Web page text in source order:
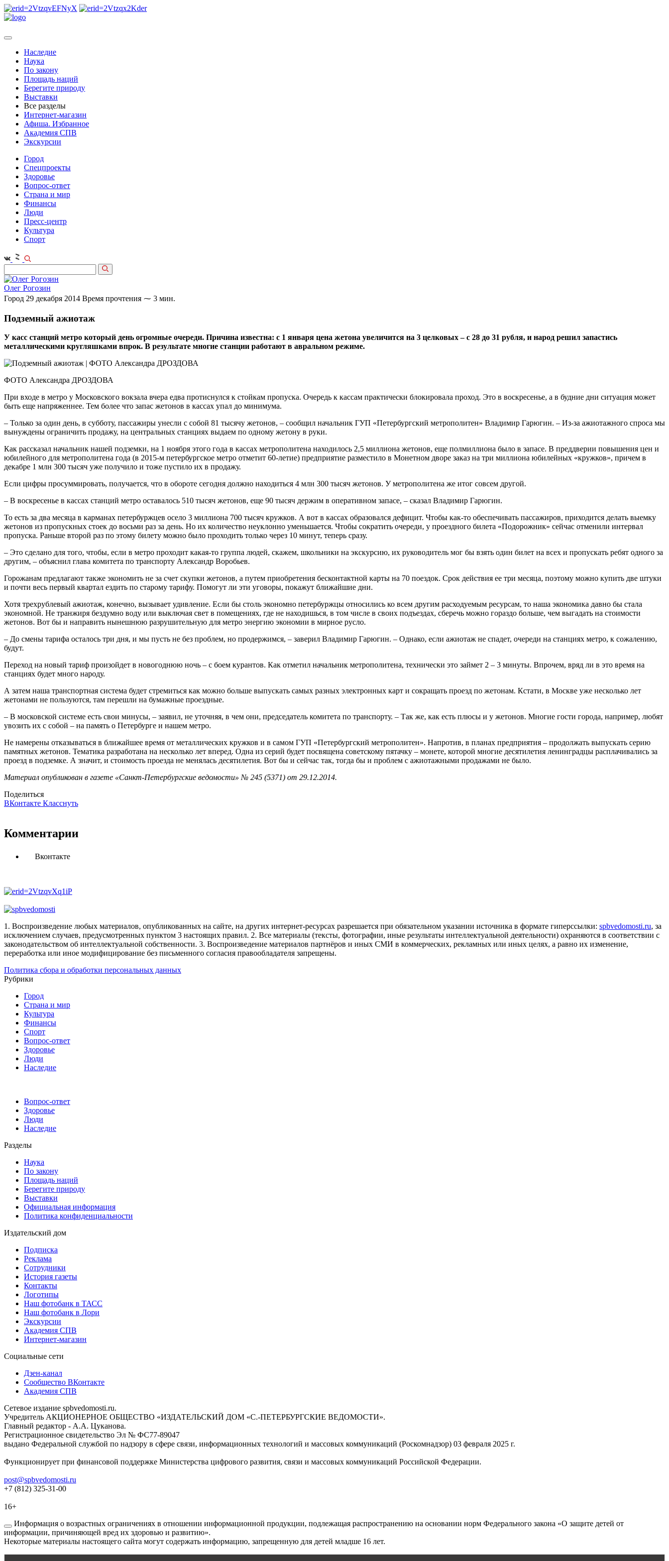
Наследие
Наука
По закону
Площадь наций
Берегите природу
Выставки
Все разделы
Интернет-магазин
Афиша. Избранное
Академия СПВ
Экскурсии
Город
Спецпроекты
Здоровье
Вопрос-ответ
Страна и мир
Финансы
Люди
Пресс-центр
Культура
Спорт
Олег Рогозин
Город 29 декабря 2014 Время прочтения ⁓ 3 мин.
Подземный ажиотаж
У касс станций метро который день огромные очереди. Причина известна: с 1 января цена жетона увеличится на 3 целковых – с 28 до 31 рубля, и народ решил запастись
металлическими кругляшками впрок. В результате многие станции работают в авральном режиме.
ФОТО Александра ДРОЗДОВА
При входе в метро у Московского вокзала вчера едва протиснулся к стойкам пропуска. Очередь к кассам практически блокировала проход. Это в воскресенье, а в будние дни ситуация может
быть еще напряженнее. Тем более что запас жетонов в кассах упал до минимума.
– Только за один день, в субботу, пассажиры унесли с собой 81 тысячу жетонов, – сообщил начальник ГУП «Петербургский метрополитен» Владимир Гарюгин. – Из-за ажиотажного спроса мы
вынуждены ограничить продажу, на центральных станциях выдаем по одному жетону в руки.
Как рассказал начальник нашей подземки, на 1 ноября этого года в кассах метрополитена находилось 2,5 миллиона жетонов, еще полмиллиона было в запасе. В преддверии повышения цен и
юбилейного для метрополитена года (в 2015-м петербургское метро отметит 60-летие) предприятие разместило в Монетном дворе заказ на три миллиона юбилейных «кружков», причем в
декабре 1 млн 300 тысяч уже получило и тоже пустило их в продажу.
Если цифры просуммировать, получается, что в обороте сегодня должно находиться 4 млн 300 тысяч жетонов. У метрополитена же итог совсем другой.
– В воскресенье в кассах станций метро оставалось 510 тысяч жетонов, еще 90 тысяч держим в оперативном запасе, – сказал Владимир Гарюгин.
То есть за два месяца в карманах петербуржцев осело 3 миллиона 700 тысяч кружков. А вот в кассах образовался дефицит. Чтобы как-то обеспечивать пассажиров, приходится делать выемку
жетонов из пропускных стоек до восьми раз за день. Но их количество неуклонно уменьшается. Чтобы сократить очереди, у проездного билета «Подорожник» сейчас отменили интервал
пропуска. Раньше второй раз по этому билету можно было проходить только через 10 минут, теперь сразу.
– Это сделано для того, чтобы, если в метро проходит какая-то группа людей, скажем, школьники на экскурсию, их руководитель мог бы взять один билет на всех и пропускать ребят одного за
другим, – объяснил глава комитета по транспорту Александр Воробьев.
Горожанам предлагают также экономить не за счет скупки жетонов, а путем приобретения бесконтактной карты на 70 поездок. Срок действия ее три месяца, поэтому можно купить две штуки
и почти весь первый квартал ездить по старому тарифу. Помогут ли эти уговоры, покажут ближайшие дни.
Хотя трехрублевый ажиотаж, конечно, вызывает удивление. Если бы столь экономно петербуржцы относились ко всем другим расходуемым ресурсам, то наша экономика давно бы стала
экономной. Не транжиря бездумно воду или выключая свет в помещениях, где не находишься, в том числе в своих подъездах, сберечь можно гораздо больше, чем выгадать на стоимости
жетонов. Вот бы и направить нынешнюю разрушительную для метро энергию экономии в мирное русло.
– До смены тарифа осталось три дня, и мы пусть не без проблем, но продержимся, – заверил Владимир Гарюгин. – Однако, если ажиотаж не спадет, очереди на станциях метро, к сожалению,
будут.
Переход на новый тариф произойдет в новогоднюю ночь – с боем курантов. Как отметил начальник метрополитена, технически это займет 2 – 3 минуты. Впрочем, вряд ли в это время на
станциях будет много народу.
А затем наша транспортная система будет стремиться как можно больше выпускать самых разных электронных карт и сокращать проезд по жетонам. Кстати, в Москве уже несколько лет
жетонами не пользуются, там перешли на бумажные проездные.
– В московской системе есть свои минусы, – заявил, не уточняя, в чем они, председатель комитета по транспорту. – Так же, как есть плюсы и у жетонов. Многие гости города, например, любят
увозить их с собой – на память о Петербурге и нашем метро.
Не намерены отказываться в ближайшее время от металлических кружков и в самом ГУП «Петербургский метрополитен». Напротив, в планах предприятия – продолжать выпускать серию
памятных жетонов. Тематика разработана на несколько лет вперед. Одна из серий будет посвящена советскому пятачку – монете, которой многие десятилетия ленинградцы расплачивались за
проезд в подземке. А значит, и стоимость проезда не менялась десятилетия. Вот бы и сейчас так, тогда бы и проблем с ажиотажными продажами не было.
Материал опубликован в газете «Санкт-Петербургские ведомости» № 245 (5371) от 29.12.2014.
Поделиться
ВКонтакте Класснуть
Комментарии
Вконтакте
1. Воспроизведение любых материалов, опубликованных на сайте, на других интернет-ресурсах разрешается при обязательном указании источника в формате гиперссылки: spbvedomosti.ru, за
исключением случаев, предусмотренных пунктом 3 настоящих правил. 2. Все материалы (тексты, фотографии, иные результаты интеллектуальной деятельности) охраняются в соответствии с
законодательством об интеллектуальной собственности. 3. Воспроизведение материалов партнёров и иных СМИ в коммерческих, рекламных или иных целях, а равно их изменение,
переработка или иное модифицирование без письменного согласия правообладателя запрещены.
Политика сбора и обработки персональных данных
Рубрики
Город
Страна и мир
Культура
Финансы
Спорт
Вопрос-ответ
Здоровье
Люди
Наследие
Вопрос-ответ
Здоровье
Люди
Наследие
Разделы
Наука
По закону
Площадь наций
Берегите природу
Выставки
Официальная информация
Политика конфиденциальности
Издательский дом
Подписка
Реклама
Сотрудники
История газеты
Контакты
Логотипы
Наш фотобанк в ТАСС
Наш фотобанк в Лори
Экскурсии
Академия СПВ
Интернет-магазин
Социальные сети
Дзен-канал
Сообщество ВКонтакте
Академия СПВ
Сетевое издание spbvedomosti.ru.
Учредитель АКЦИОНЕРНОЕ ОБЩЕСТВО «ИЗДАТЕЛЬСКИЙ ДОМ «С.-ПЕТЕРБУРГСКИЕ ВЕДОМОСТИ».
Главный редактор - А.А. Цуканова.
Регистрационное свидетельство Эл № ФС77-89047
выдано Федеральной службой по надзору в сфере связи, информационных технологий и массовых коммуникаций (Роскомнадзор) 03 февраля 2025 г.
Функционирует при финансовой поддержке Министерства цифрового развития, связи и массовых коммуникаций Российской Федерации.
post@spbvedomosti.ru
+7 (812) 325-31-00
16+
Информация о возрастных ограничениях в отношении информационной продукции, подлежащая распространению на основании норм Федерального закона «О защите детей от
информации, причиняющей вред их здоровью и развитию».
Некоторые материалы настоящего сайта могут содержать информацию, запрещенную для детей младше 16 лет.